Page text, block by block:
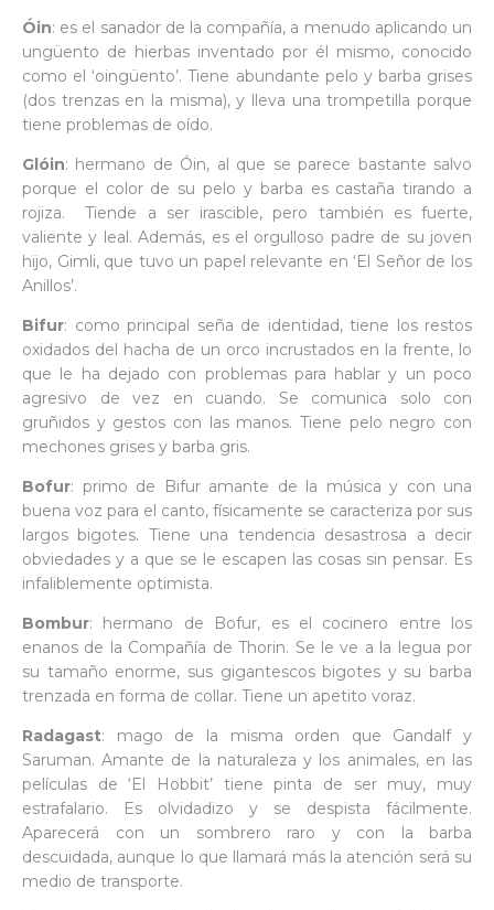
Óin: es el sanador de la compañía, a menudo aplicando un
ungüento de hierbas inventado por él mismo, conocido
como el ‘oingüento’. Tiene abundante pelo y barba grises
(dos trenzas en la misma), y lleva una trompetilla porque
tiene problemas de oído.
Glóin: hermano de Óin, al que se parece bastante salvo
porque el color de su pelo y barba es castaña tirando a
rojiza. Tiende a ser irascible, pero también es fuerte,
valiente y leal. Además, es el orgulloso padre de su joven
hijo, Gimli, que tuvo un papel relevante en ‘El Señor de los
Anillos’.
Bifur: como principal seña de identidad, tiene los restos
oxidados del hacha de un orco incrustados en la frente, lo
que le ha dejado con problemas para hablar y un poco
agresivo de vez en cuando. Se comunica solo con
gruñidos y gestos con las manos. Tiene pelo negro con
mechones grises y barba gris.
Bofur: primo de Bifur amante de la música y con una
buena voz para el canto, físicamente se caracteriza por sus
largos bigotes. Tiene una tendencia desastrosa a decir
obviedades y a que se le escapen las cosas sin pensar. Es
infaliblemente optimista.
Bombur: hermano de Bofur, es el cocinero entre los
enanos de la Compañía de Thorin. Se le ve a la legua por
su tamaño enorme, sus gigantescos bigotes y su barba
trenzada en forma de collar. Tiene un apetito voraz.
Radagast: mago de la misma orden que Gandalf y
Saruman. Amante de la naturaleza y los animales, en las
películas de ‘El Hobbit’ tiene pinta de ser muy, muy
estrafalario. Es olvidadizo y se despista fácilmente.
Aparecerá con un sombrero raro y con la barba
descuidada, aunque lo que llamará más la atención será su
medio de transporte.